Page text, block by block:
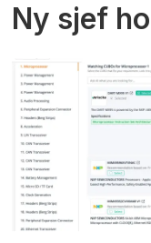
Ny sjef